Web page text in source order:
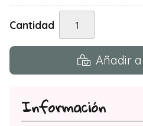
Cantidad
Añadir
Información